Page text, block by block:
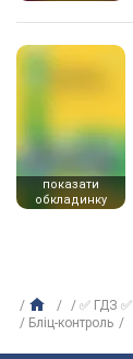
показати
обкладинку
✅ ГДЗ ✅
Бліц-контроль